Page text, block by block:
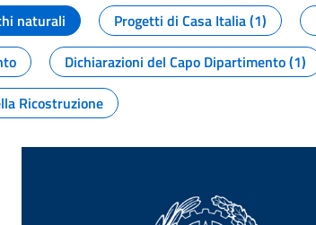
naturali Progetti di Casa Italia (1)
Dichiarazioni del Capo Dipartimento (1)
Ricostruzione